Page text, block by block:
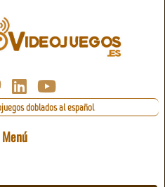
doblados al español
Menú